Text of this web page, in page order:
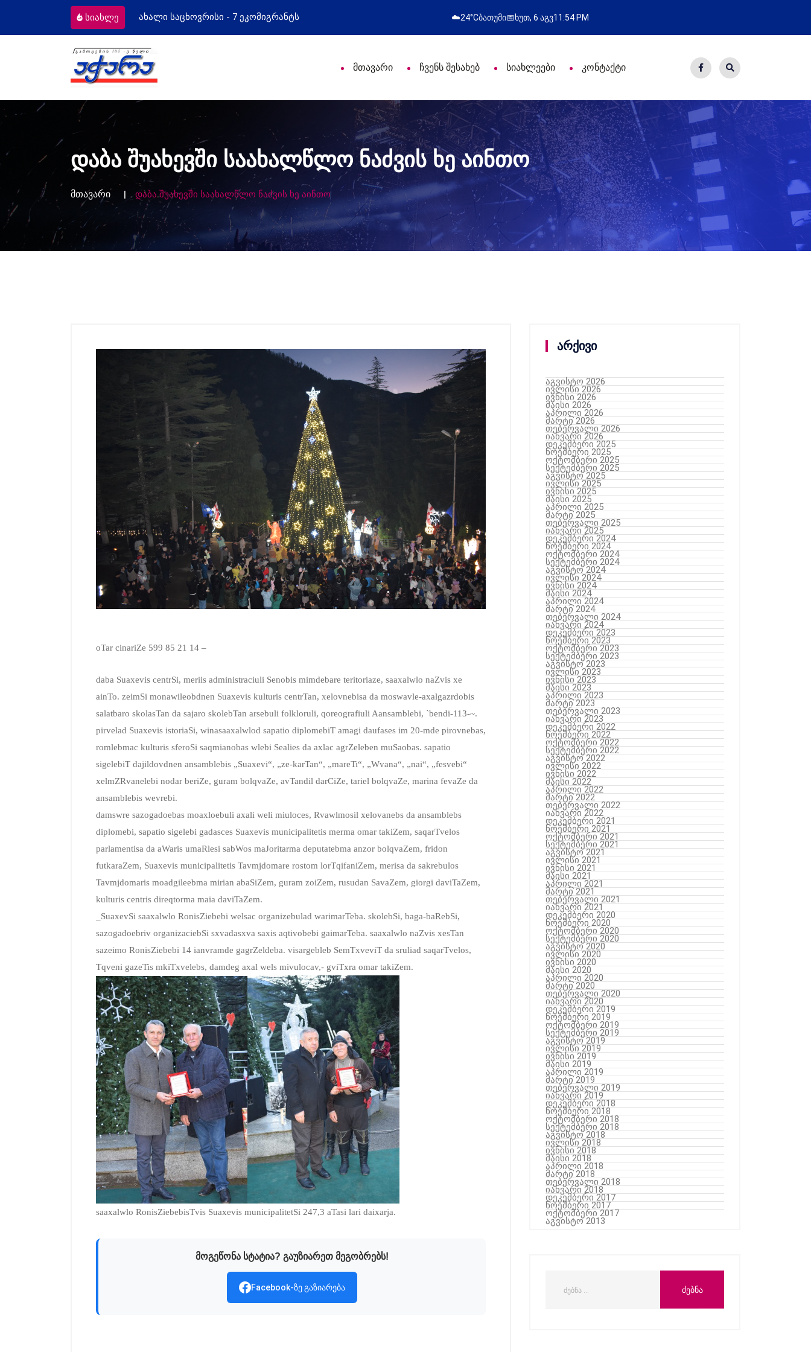
სიახლე
ახალი საცხოვრისი - 7 ეკომიგრანტს მოსამართლეებს პროფესიული დღე მიულოცა წარმატებული გამოსვლა
☁️24°Cბათუმი📅ხუთ, 6 აგვ11:54 PM
მთავარი ჩვენს შესახებ სიახლეები კონტაქტი
დაბა შუახევში საახალწლო ნაძვის ხე აინთო
მთავარი დაბა შუახევში საახალწლო ნაძვის ხე აინთო
oTar cinariZe 599 85 21 14 –
daba Suaxevis centrSi, meriis administraciuli Senobis mimdebare teritoriaze, saaxalwlo naZvis xe
ainTo. zeimSi monawileobdnen Suaxevis kulturis centrTan, xelovnebisa da moswavle-axalgazrdobis
salatbaro skolasTan da sajaro skolebTan arsebuli folkloruli, qoreografiuli Aansamblebi, `bendi-113-~.
pirvelad Suaxevis istoriaSi, winasaaxalwlod sapatio diplomebiT amagi daufases im 20-mde pirovnebas,
romlebmac kulturis sferoSi saqmianobas wlebi Sealies da axlac agrZeleben muSaobas. sapatio
sigelebiT dajildovdnen ansamblebis „Suaxevi“, „ze-karTan“, „mareTi“, „Wvana“, „nai“, „fesvebi“
xelmZRvanelebi nodar beriZe, guram bolqvaZe, avTandil darCiZe, tariel bolqvaZe, marina fevaZe da
ansamblebis wevrebi.
damswre sazogadoebas moaxloebuli axali weli miuloces, Rvawlmosil xelovanebs da ansamblebs
diplomebi, sapatio sigelebi gadasces Suaxevis municipalitetis merma omar takiZem, saqarTvelos
parlamentisa da aWaris umaRlesi sabWos maJoritarma deputatebma anzor bolqvaZem, fridon
futkaraZem, Suaxevis municipalitetis Tavmjdomare rostom lorTqifaniZem, merisa da sakrebulos
Tavmjdomaris moadgileebma mirian abaSiZem, guram zoiZem, rusudan SavaZem, giorgi daviTaZem,
kulturis centris direqtorma maia daviTaZem.
_SuaxevSi saaxalwlo RonisZiebebi welsac organizebulad warimarTeba. skolebSi, baga-baRebSi,
sazogadoebriv organizaciebSi sxvadasxva saxis aqtivobebi gaimarTeba. saaxalwlo naZvis xesTan
sazeimo RonisZiebebi 14 ianvramde gagrZeldeba. visargebleb SemTxveviT da sruliad saqarTvelos,
Tqveni gazeTis mkiTxvelebs, damdeg axal wels mivulocav,- gviTxra omar takiZem.
saaxalwlo RonisZiebebisTvis Suaxevis municipalitetSi 247,3 aTasi lari daixarja.
მოგეწონა სტატია? გაუზიარეთ მეგობრებს!
Facebook-ზე გაზიარება
არქივი
აგვისტო 2026
ივლისი 2026
ივნისი 2026
მაისი 2026
აპრილი 2026
მარტი 2026
თებერვალი 2026
იანვარი 2026
დეკემბერი 2025
ნოემბერი 2025
ოქტომბერი 2025
სექტემბერი 2025
აგვისტო 2025
ივლისი 2025
ივნისი 2025
მაისი 2025
აპრილი 2025
მარტი 2025
თებერვალი 2025
იანვარი 2025
დეკემბერი 2024
ნოემბერი 2024
ოქტომბერი 2024
სექტემბერი 2024
აგვისტო 2024
ივლისი 2024
ივნისი 2024
მაისი 2024
აპრილი 2024
მარტი 2024
თებერვალი 2024
იანვარი 2024
დეკემბერი 2023
ნოემბერი 2023
ოქტომბერი 2023
სექტემბერი 2023
აგვისტო 2023
ივლისი 2023
ივნისი 2023
მაისი 2023
აპრილი 2023
მარტი 2023
თებერვალი 2023
იანვარი 2023
დეკემბერი 2022
ნოემბერი 2022
ოქტომბერი 2022
სექტემბერი 2022
აგვისტო 2022
ივლისი 2022
ივნისი 2022
მაისი 2022
აპრილი 2022
მარტი 2022
თებერვალი 2022
იანვარი 2022
დეკემბერი 2021
ნოემბერი 2021
ოქტომბერი 2021
სექტემბერი 2021
აგვისტო 2021
ივლისი 2021
ივნისი 2021
მაისი 2021
აპრილი 2021
მარტი 2021
თებერვალი 2021
იანვარი 2021
დეკემბერი 2020
ნოემბერი 2020
ოქტომბერი 2020
სექტემბერი 2020
აგვისტო 2020
ივლისი 2020
ივნისი 2020
მაისი 2020
აპრილი 2020
მარტი 2020
თებერვალი 2020
იანვარი 2020
დეკემბერი 2019
ნოემბერი 2019
ოქტომბერი 2019
სექტემბერი 2019
აგვისტო 2019
ივლისი 2019
ივნისი 2019
მაისი 2019
აპრილი 2019
მარტი 2019
თებერვალი 2019
იანვარი 2019
დეკემბერი 2018
ნოემბერი 2018
ოქტომბერი 2018
სექტემბერი 2018
აგვისტო 2018
ივლისი 2018
ივნისი 2018
მაისი 2018
აპრილი 2018
მარტი 2018
თებერვალი 2018
იანვარი 2018
დეკემბერი 2017
ნოემბერი 2017
ოქტომბერი 2017
აგვისტო 2013